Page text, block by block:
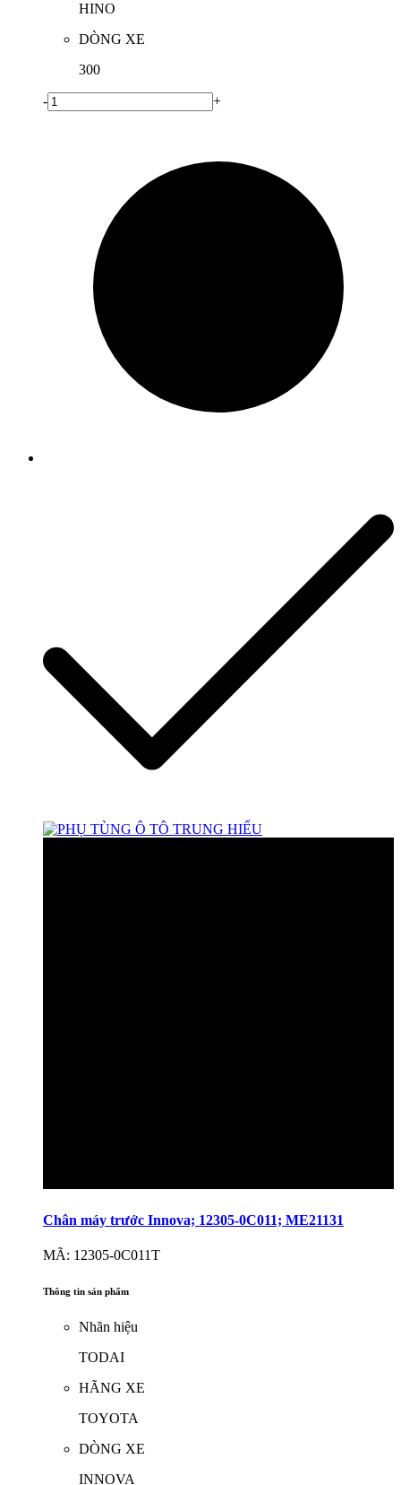
HINO
DÒNG XE
300
- +
Chân máy trước Innova; 12305-0C011; ME21131
MÃ: 12305-0C011T
Thông tin sản phẩm
Nhãn hiệu
TODAI
HÃNG XE
TOYOTA
DÒNG XE
INNOVA